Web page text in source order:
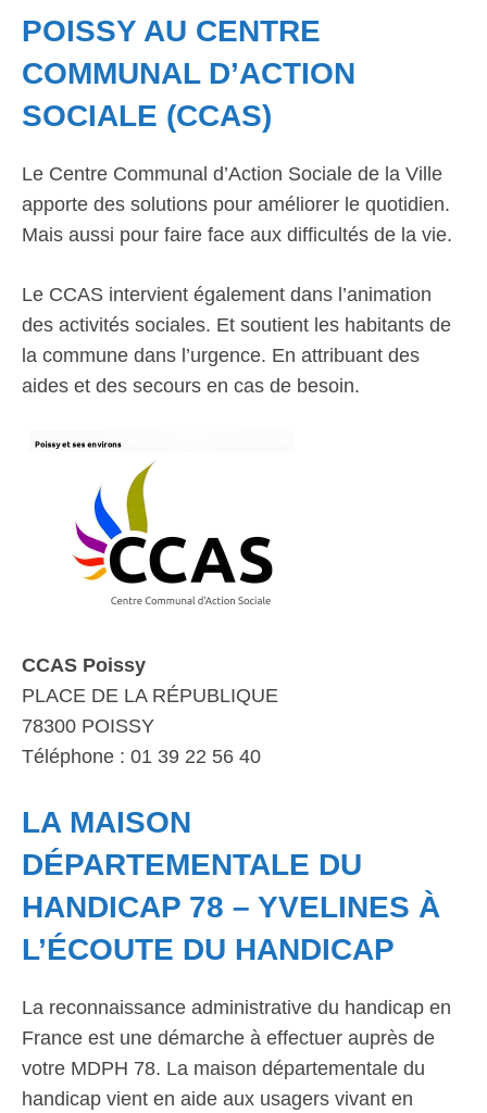
POISSY AU CENTRE
COMMUNAL D’ACTION
SOCIALE (CCAS)
Le Centre Communal d’Action Sociale de la Ville
apporte des solutions pour améliorer le quotidien.
Mais aussi pour faire face aux difficultés de la vie.
Le CCAS intervient également dans l’animation
des activités sociales. Et soutient les habitants de
la commune dans l’urgence. En attribuant des
aides et des secours en cas de besoin.
CCAS Poissy
PLACE DE LA RÉPUBLIQUE
78300 POISSY
Téléphone : 01 39 22 56 40
LA MAISON
DÉPARTEMENTALE DU
HANDICAP 78 – YVELINES À
L’ÉCOUTE DU HANDICAP
La reconnaissance administrative du handicap en
France est une démarche à effectuer auprès de
votre MDPH 78. La maison départementale du
handicap vient en aide aux usagers vivant en